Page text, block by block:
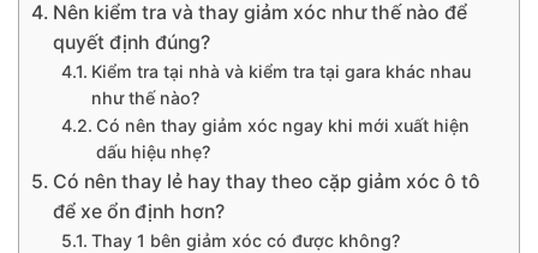
Nên kiểm tra và thay giảm xóc như thế nào để
quyết định đúng?
Kiểm tra tại nhà và kiểm tra tại gara khác nhau
như thế nào?
Có nên thay giảm xóc ngay khi mới xuất hiện
dấu hiệu nhẹ?
Có nên thay lẻ hay thay theo cặp giảm xóc ô tô
để xe ổn định hơn?
Thay 1 bên giảm xóc có được không?